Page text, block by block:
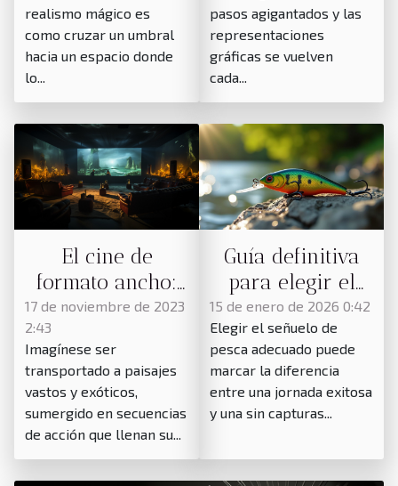
realismo mágico es
como cruzar un umbral
hacia un espacio donde
lo...
pasos agigantados y las
representaciones
gráficas se vuelven
cada...
El cine de
formato ancho:
una inmersión
17 de noviembre de 2023
2:43
Imagínese ser
transportado a paisajes
vastos y exóticos,
sumergido en secuencias
de acción que llenan su...
Guía definitiva
para elegir el
señuelo de pesca
ideal según la
especie objetivo
15 de enero de 2026 0:42
Elegir el señuelo de
pesca adecuado puede
marcar la diferencia
entre una jornada exitosa
y una sin capturas...